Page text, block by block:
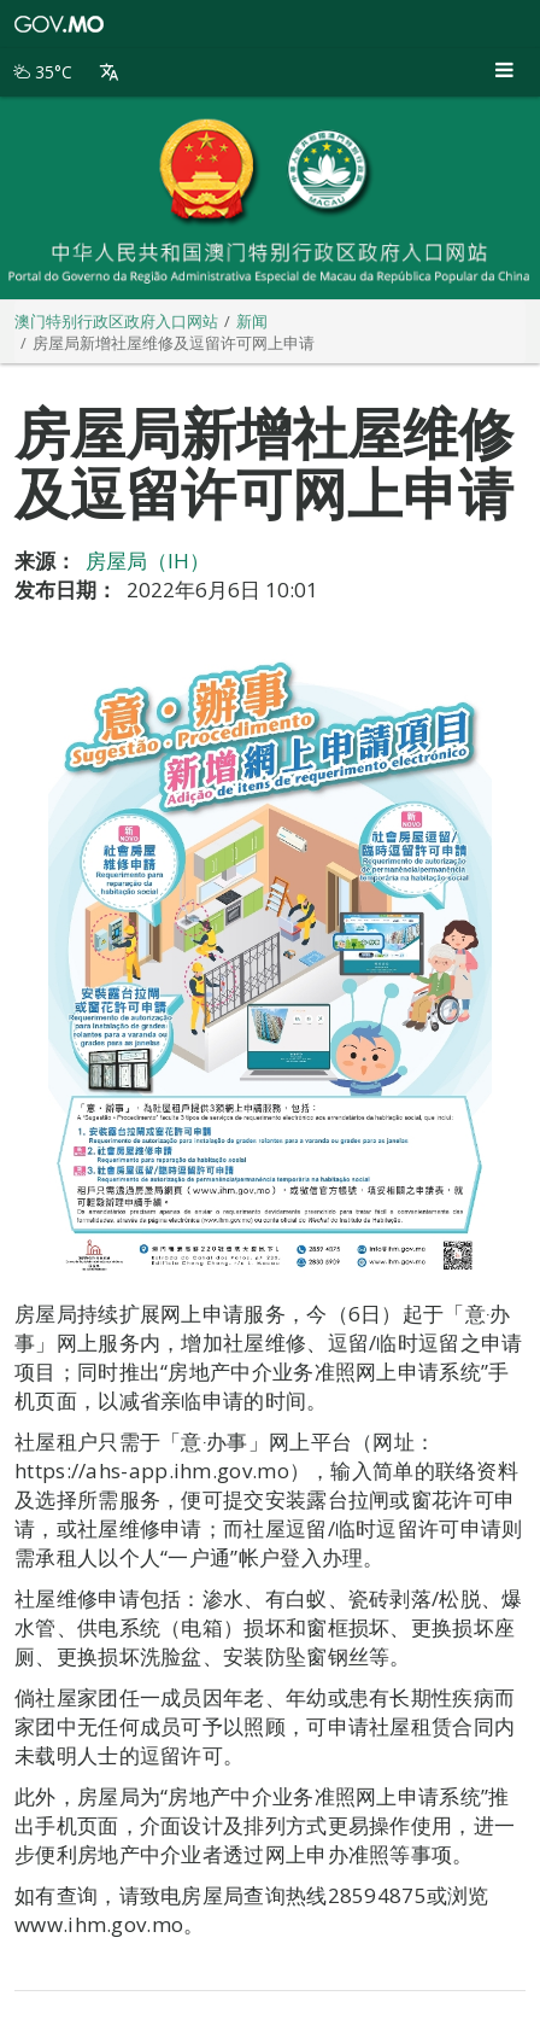
别
35°C
澳门特别行政区政府入口网站
新闻
房屋局新增社屋维修及逗留许可网上申请
房屋局新增社屋维修
及逗留许可网上申请
来源：
房屋局（IH）
发布日期：
2022年6月6日 10:01
房屋局持续扩展网上申请服务，今（6日）起于「意‧办
事」网上服务内，增加社屋维修、逗留/临时逗留之申请
项目；同时推出“房地产中介业务准照网上申请系统”手
机页面，以减省亲临申请的时间。
社屋租户只需于「意‧办事」网上平台（网址：
https://ahs-app.ihm.gov.mo），输入简单的联络资料
及选择所需服务，便可提交安装露台拉闸或窗花许可申
请，或社屋维修申请；而社屋逗留/临时逗留许可申请则
需承租人以个人“一户通”帐户登入办理。
社屋维修申请包括：渗水、有白蚁、瓷砖剥落/松脱、爆
水管、供电系统（电箱）损坏和窗框损坏、更换损坏座
厕、更换损坏洗脸盆、安装防坠窗钢丝等。
倘社屋家团任一成员因年老、年幼或患有长期性疾病而
家团中无任何成员可予以照顾，可申请社屋租赁合同内
未载明人士的逗留许可。
此外，房屋局为“房地产中介业务准照网上申请系统”推
出手机页面，介面设计及排列方式更易操作使用，进一
步便利房地产中介业者透过网上申办准照等事项。
如有查询，请致电房屋局查询热线28594875或浏览
www.ihm.gov.mo。